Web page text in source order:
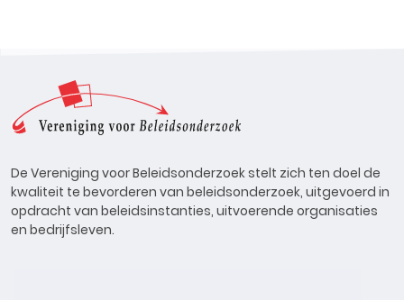
De Vereniging voor Beleidsonderzoek stelt zich ten doel de
kwaliteit te bevorderen van beleidsonderzoek, uitgevoerd in
opdracht van beleidsinstanties, uitvoerende organisaties
en bedrijfsleven.